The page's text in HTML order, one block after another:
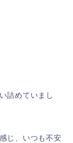
詰めていまし
じ、いつも不安